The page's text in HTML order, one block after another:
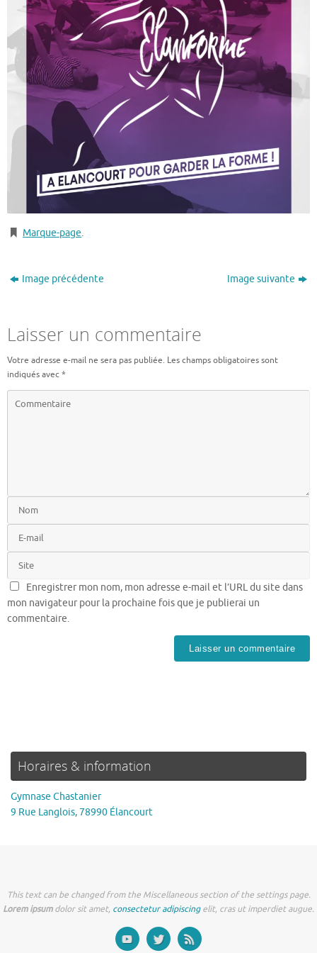
Marque-page.
Image précédente Image suivante
Laisser un commentaire
Votre adresse e-mail ne sera pas publiée. Les champs obligatoires sont
indiqués avec*
Enregistrer mon nom, mon adresse e-mail et l’URL du site dans
mon navigateur pour la prochaine fois que je publierai un
commentaire.
Horaires & information
Gymnase Chastanier
9 Rue Langlois, 78990 Élancourt
This text can be changed from the Miscellaneous section of the settings page.
Lorem ipsumdolor sit amet, consectetur adipiscingelit, cras ut imperdiet augue.